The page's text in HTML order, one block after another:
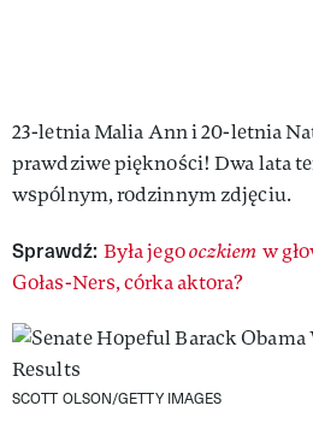
23-letnia Malia Ann i 20-letnia
prawdziwe piękności! Dwa lata
wspólnym, rodzinnym zdjęciu.
Sprawdź: Była jegooczkiem w
Gołas-Ners, córka aktora?
SCOTT OLSON/GETTY IMAGES